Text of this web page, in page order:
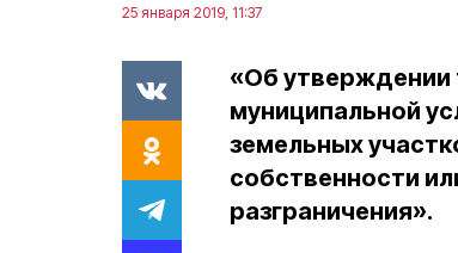
25 января 2019, 11:37
«Об утверждении
муниципальной
земельных
собственности
разграничения».